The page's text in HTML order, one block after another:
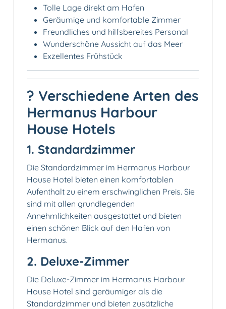
Tolle Lage direkt am Hafen
Geräumige und komfortable Zimmer
Freundliches und hilfsbereites Personal
Wunderschöne Aussicht auf das Meer
Exzellentes Frühstück
? Verschiedene Arten des
Hermanus Harbour
House Hotels
1. Standardzimmer
Die Standardzimmer im Hermanus Harbour
House Hotel bieten einen komfortablen
Aufenthalt zu einem erschwinglichen Preis. Sie
sind mit allen grundlegenden
Annehmlichkeiten ausgestattet und bieten
einen schönen Blick auf den Hafen von
Hermanus.
2. Deluxe-Zimmer
Die Deluxe-Zimmer im Hermanus Harbour
House Hotel sind geräumiger als die
Standardzimmer und bieten zusätzliche